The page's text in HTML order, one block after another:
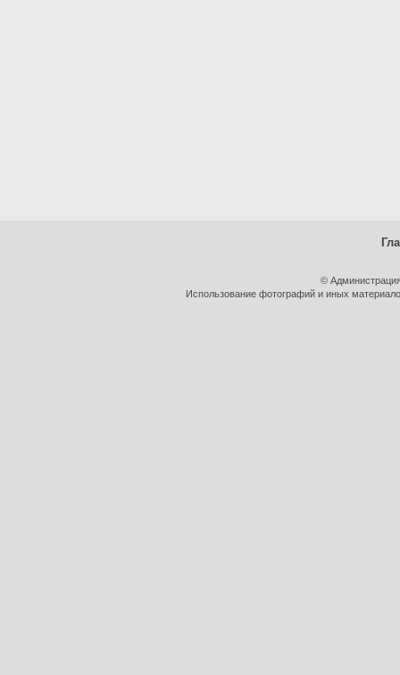
©
Использование фотографий и иных